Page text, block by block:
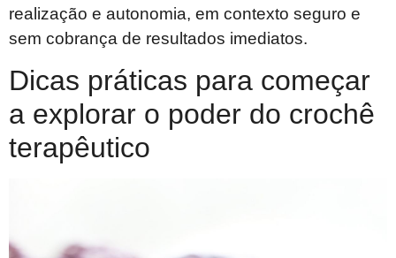
realização e autonomia, em contexto seguro e
sem cobrança de resultados imediatos.
Dicas práticas para começar
a explorar o poder do crochê
terapêutico